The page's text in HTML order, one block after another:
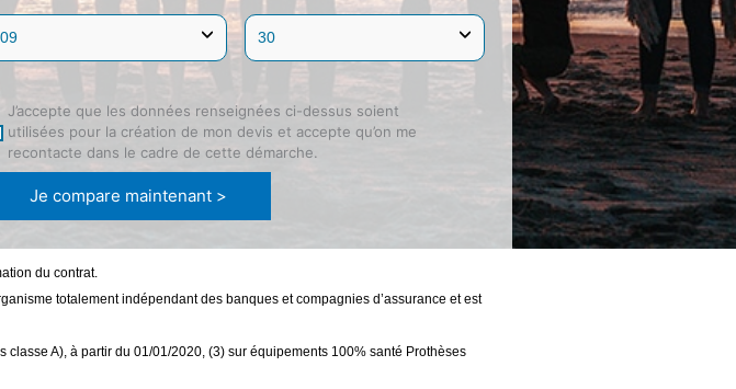
J’accepte que les données renseignées ci-dessus soient
utilisées pour la création de mon devis et accepte qu’on me
recontacte dans le cadre de cette démarche.
Je compare maintenant >
du contrat.
totalement indépendant des banques et compagnies d’assurance et est
A), à partir du 01/01/2020, (3) sur équipements 100% santé Prothèses